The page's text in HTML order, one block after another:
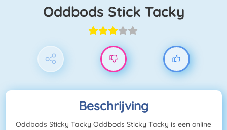
Oddbods Stick Tacky
Beschrijving
Oddbods Sticky Tacky Oddbods Sticky Tacky is een online